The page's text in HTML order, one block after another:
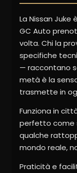
La Nissan Juke
GC Auto
volta. Chi la
specifiche
— raccontano
metà è la
trasmette in
Funziona in
perfetto come
qualche
mondo reale,
Praticità e